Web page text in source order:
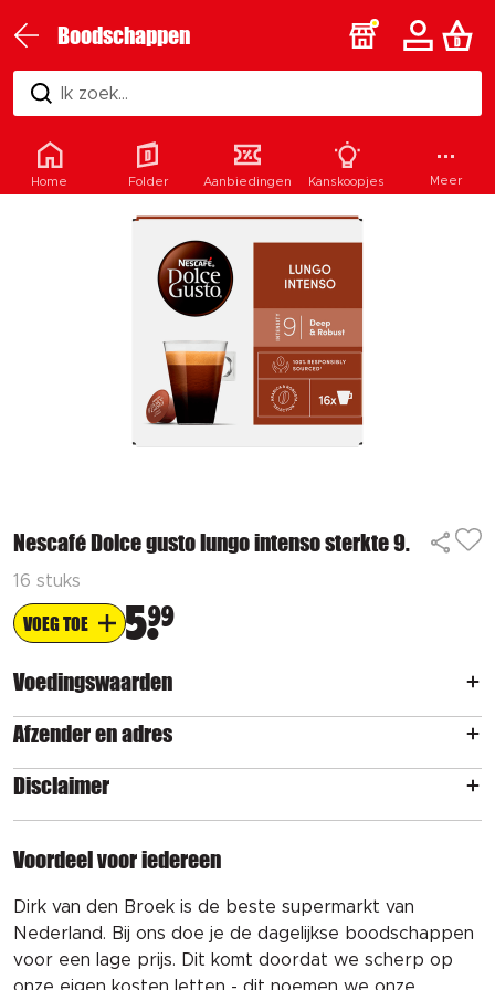
Boodschappen
Ik zoek...
Nescafé Dolce gusto lungo intenso sterkte 9.
16 stuks
VOEG TOE 599
Voedingswaarden
Afzender en adres
Disclaimer
Voordeel voor iedereen
Dirk van den Broek is de beste supermarkt van
Nederland. Bij ons doe je de dagelijkse boodschappen
voor een lage prijs. Dit komt doordat we scherp op
Home Folder Aanbiedingen Kanskoopjes Meer